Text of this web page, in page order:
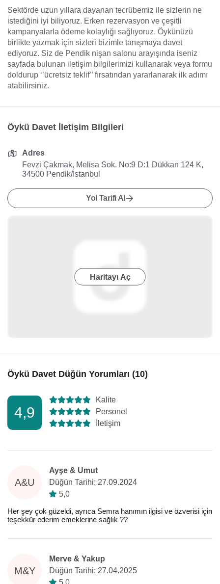
Sektörde uzun yıllara dayanan tecrübemiz ile sizlerin ne
istediğini iyi biliyoruz. Erken rezervasyon ve çeşitli
kampanyalarla ödeme kolaylığı sağlıyoruz. Öykünüzü
birlikte yazmak için sizleri bizimle tanışmaya davet
ediyoruz. Siz de Pendik nişan salonu arayışında iseniz
sayfada bulunan iletişim bilgilerimizi kullanarak veya formu
doldurup ‘’ücretsiz teklif’’ fırsatından yararlanarak ilk adımı
atabilirsiniz.
Öykü Davet İletişim Bilgileri
Adres
Fevzi Çakmak, Melisa Sok. No:9 D:1 Dükkan 124 K,
34500 Pendik/İstanbul
Yol Tarifi Al
Haritayı Aç
Öykü Davet Düğün Yorumları (10)
4,9
Kalite
Personel
İletişim
A&U
Ayşe & Umut
Düğün Tarihi: 27.09.2024
5,0
Her şey çok güzeldi, ayrıca Semra hanımın ilgisi ve özverisi için
teşekkür ederim emeklerine sağlık ??
M&Y
Merve & Yakup
Düğün Tarihi: 27.04.2025
5,0